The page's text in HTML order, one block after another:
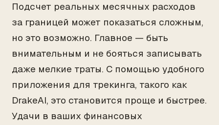
Подсчет реальных месячных расходов
за границей может показаться сложным,
но это возможно. Главное — быть
внимательным и не бояться записывать
даже мелкие траты. С помощью удобного
приложения для трекинга, такого как
DrakeAI, это становится проще и быстрее.
Удачи в ваших финансовых